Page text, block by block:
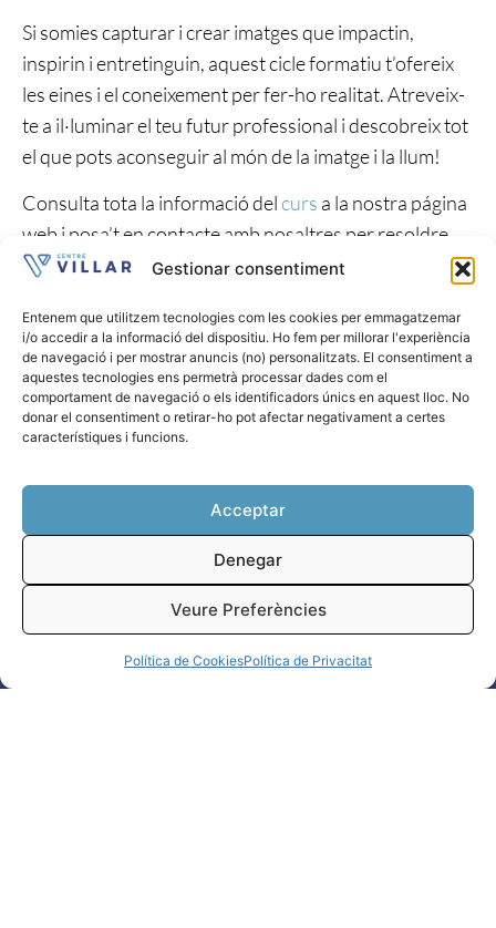
Gestionar consentiment
Entenem que utilitzem tecnologies com les cookies per emmagatzemar
i/o accedir a la informació del dispositiu. Ho fem per millorar l'experiència
de navegació i per mostrar anuncis (no) personalitzats. El consentiment a
aquestes tecnologies ens permetrà processar dades com el
comportament de navegació o els identificadors únics en aquest lloc. No
donar el consentiment o retirar-ho pot afectar negativament a certes
característiques i funcions.
Acceptar
Denegar
Veure Preferències
Política de CookiesPolítica de Privacitat
Si somies capturar i crear imatges que impactin,
inspirin i entretinguin, aquest cicle formatiu t’ofereix
les eines i el coneixement per fer-ho realitat. Atreveix-
te a il·luminar el teu futur professional i descobreix tot
el que pots aconseguir al món de la imatge i la llum!
Consulta tota la informació delcurs a la nostra página
web i posa’t en contacte amb nosaltres per resoldre
qualsevol dubte.
participa activament en la
formació de professionals
metodologia d’aprenentatge.
9:00 a 14:30 hores
Dilluns a dijous (vesprada)
Divendres
9:00 a 14:30 hores